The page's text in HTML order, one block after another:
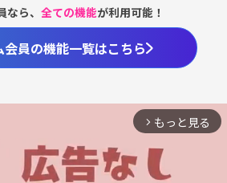
なら、全ての機能が利用可能！
会員の機能一覧はこちら
arrow_forward_ios もっと見る